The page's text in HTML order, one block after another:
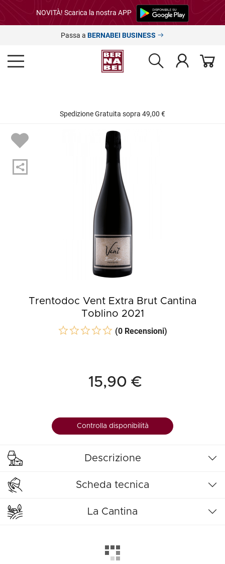
NOVITÀ! Scarica la nostra APP
Passa a BERNABEI BUSINESS
Spedizione Gratuita sopra 49,00 €
Trentodoc Vent Extra Brut Cantina
Toblino 2021
(0 Recensioni)
15,90 €
Controlla disponibilità
Descrizione
Scheda tecnica
La Cantina